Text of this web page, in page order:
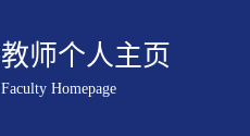
教师个人主页
Faculty Homepage